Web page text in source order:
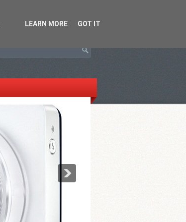
LEARN MORE GOT IT